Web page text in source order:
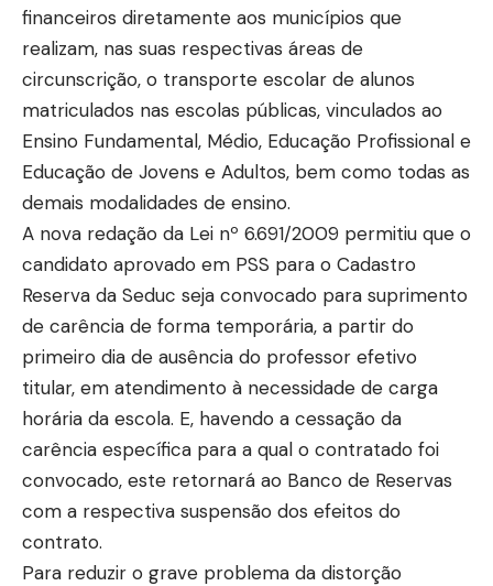
financeiros diretamente aos municípios que
realizam, nas suas respectivas áreas de
circunscrição, o transporte escolar de alunos
matriculados nas escolas públicas, vinculados ao
Ensino Fundamental, Médio, Educação Profissional e
Educação de Jovens e Adultos, bem como todas as
demais modalidades de ensino.
A nova redação da Lei nº 6.691/2009 permitiu que o
candidato aprovado em PSS para o Cadastro
Reserva da Seduc seja convocado para suprimento
de carência de forma temporária, a partir do
primeiro dia de ausência do professor efetivo
titular, em atendimento à necessidade de carga
horária da escola. E, havendo a cessação da
carência específica para a qual o contratado foi
convocado, este retornará ao Banco de Reservas
com a respectiva suspensão dos efeitos do
contrato.
Para reduzir o grave problema da distorção